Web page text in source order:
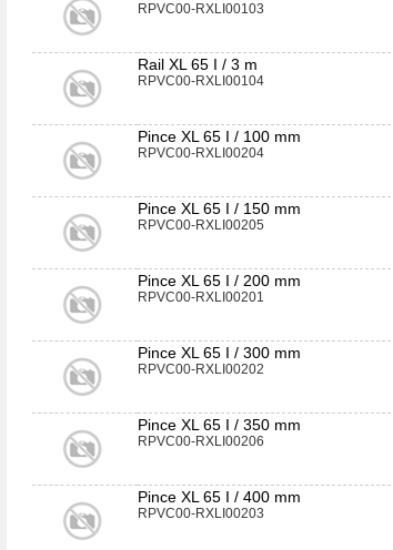
RPVC00-RXLI00103
Rail XL 65 I / 3 m
RPVC00-RXLI00104
Pince XL 65 I / 100 mm
RPVC00-RXLI00204
Pince XL 65 I / 150 mm
RPVC00-RXLI00205
Pince XL 65 I / 200 mm
RPVC00-RXLI00201
Pince XL 65 I / 300 mm
RPVC00-RXLI00202
Pince XL 65 I / 350 mm
RPVC00-RXLI00206
Pince XL 65 I / 400 mm
RPVC00-RXLI00203